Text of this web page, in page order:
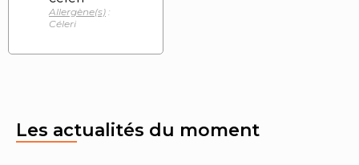
Allergène(s) :
Céleri
Les actualités du moment